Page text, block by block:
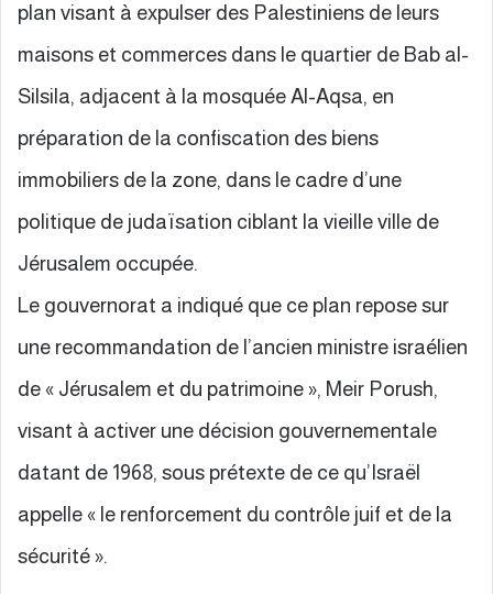
plan visant à expulser des Palestiniens de leurs
maisons et commerces dans le quartier de Bab al-
Silsila, adjacent à la mosquée Al-Aqsa, en
préparation de la confiscation des biens
immobiliers de la zone, dans le cadre d’une
politique de judaïsation ciblant la vieille ville de
Jérusalem occupée.
Le gouvernorat a indiqué que ce plan repose sur
une recommandation de l’ancien ministre israélien
de « Jérusalem et du patrimoine », Meir Porush,
visant à activer une décision gouvernementale
datant de 1968, sous prétexte de ce qu’Israël
appelle « le renforcement du contrôle juif et de la
sécurité ».